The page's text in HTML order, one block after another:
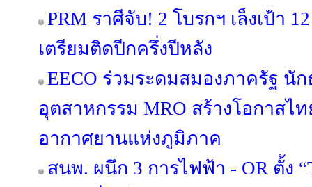
PRM ราศีจับ! 2 โบรกฯ เล็งเป้า
เตรียมติดปีกครึ่งปีหลัง
EECO ร่วมระดมสมองภาครัฐ นั
อุตสาหกรรม MRO สร้างโอกาสไ
อากาศยานแห่งภูมิภาค
สนพ. ผนึก 3 การไฟฟ้า - OR ตั้ง